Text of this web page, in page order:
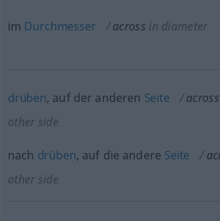
im Durchmesser across in diameter
drüben, auf der anderen Seite across
other side
nach drüben, auf die andere Seite
other side